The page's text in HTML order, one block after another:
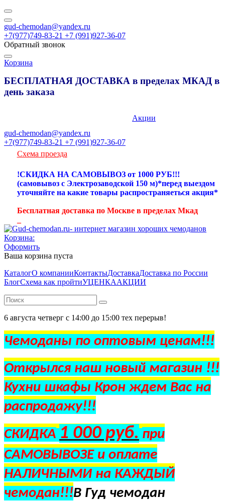
gud-chemodan@yandex.ru
+7(977)749-83-21 +7 (991)927-36-07
Обратный звонок
Корзина
БЕСПЛАТНАЯ ДОСТАВКА в пределах МКАД в
день заказа
Акции
gud-chemodan@yandex.ru
+7(977)749-83-21 +7 (991)927-36-07
Схема проезда
!СКИДКА НА САМОВЫВОЗ от 1000 РУБ!!!
(самовывоз с Электрозаводской 150 м)*перед выездом
уточняйте на какие товары распространяеться акция*
Бесплатная доставка по Москве в пределах Мкад
Корзина:
Оформить
Ваша корзина пуста
КаталогО компанииКонтактыДоставкаДоставка по России
БлогСхема как пройтиУЦЕНКААКЦИИ
6 августа четверг с 14:00 до 15:00 тех перерыв!
Чемоданы по оптовым ценам!!!
Открылся наш новый магазин !!!
Кухни шкафы Крон ждем Вас на
распродажу!!!
СКИДКА 1 000 руб. при
САМОВЫВОЗЕ и оплате
НАЛИЧНЫМИ на КАЖДЫЙ
чемодан!!!В Гуд чемодан